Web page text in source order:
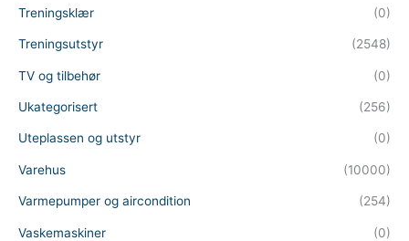
Treningsklær (0)
Treningsutstyr (2548)
TV og tilbehør (0)
Ukategorisert (256)
Uteplassen og utstyr (0)
Varehus (10000)
Varmepumper og aircondition (254)
Vaskemaskiner (0)